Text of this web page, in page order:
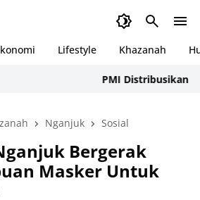
Lifestyle Khazanah
PMI Distribusikan Air
Nganjuk Sosial
Bergerak
Masker Untuk